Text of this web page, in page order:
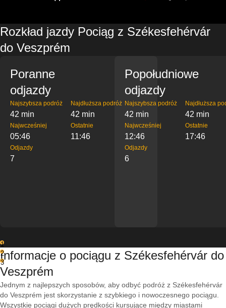
Rozkład jazdy Pociąg z Székesfehérvár
do Veszprém
Poranne
odjazdy
Najszybsza podróż
42 min
Najdłuższa podróż
42 min
Najwcześniej
05:46
Ostatnie
11:46
Odjazdy
7
Popołudniowe
odjazdy
Najszybsza podróż
42 min
Najdłuższa
42 min
Najwcześniej
12:46
Ostatnie
17:46
Odjazdy
6
1
2
3
Informacje o pociągu z Székesfehérvár do
Veszprém
Jednym z najlepszych sposobów, aby odbyć podróż z Székesfehérvár
do Veszprém jest skorzystanie z szybkiego i nowoczesnego pociągu.
Wszystkie pociągi dużych prędkości kursujące między miastami